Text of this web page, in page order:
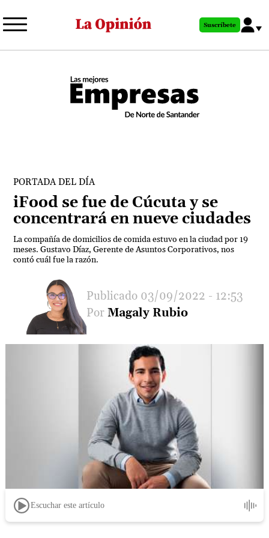
al
principal
Suscríbete
PORTADA DEL DÍA
iFood se fue de Cúcuta y se
concentrará en nueve ciudades
La compañía de domicilios de comida estuvo en la ciudad por 19
meses. Gustavo Díaz, Gerente de Asuntos Corporativos, nos
contó cuál fue la razón.
03/09/2022 - 12:53
Magaly Rubio
Escuchar este artículo